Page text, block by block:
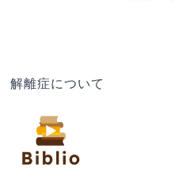
解離症について